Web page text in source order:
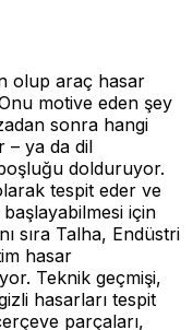
olup araç hasar
motive eden şey
sonra hangi
– ya da dil
dolduruyor.
tespit eder ve
için
sıra Talha, Endüstri
hasar
Teknik geçmişi,
hasarları tespit
parçaları,